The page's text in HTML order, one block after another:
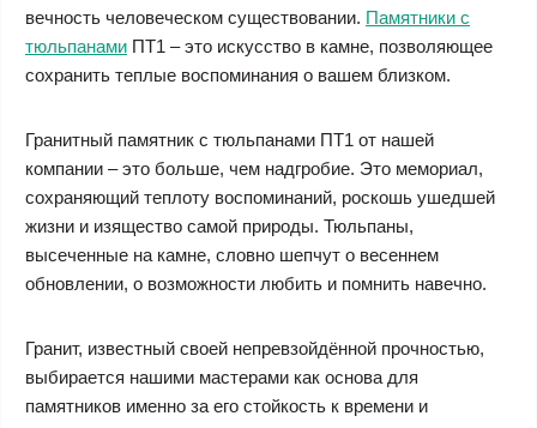
вечность человеческом существовании. Памятники с
тюльпанами ПТ1 – это искусство в камне, позволяющее
сохранить теплые воспоминания о вашем близком.
Гранитный памятник с тюльпанами ПТ1 от нашей
компании – это больше, чем надгробие. Это мемориал,
сохраняющий теплоту воспоминаний, роскошь ушедшей
жизни и изящество самой природы. Тюльпаны,
высеченные на камне, словно шепчут о весеннем
обновлении, о возможности любить и помнить навечно.
Гранит, известный своей непревзойдённой прочностью,
выбирается нашими мастерами как основа для
памятников именно за его стойкость к времени и